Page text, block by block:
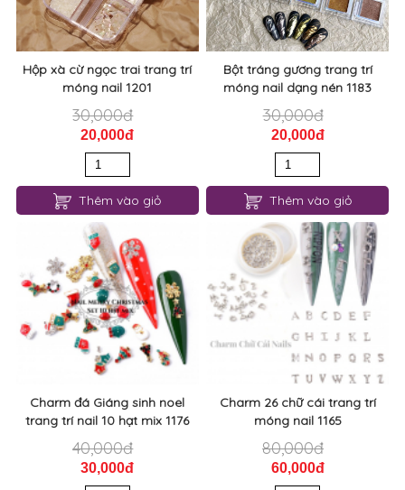
30,000đ
20,000đ
30,000đ
20,000đ
Charm đá Giáng sinh noel
trang trí nail 10 hạt mix 1176
40,000đ
30,000đ
Charm 26 chữ cái trang trí
móng nail 1165
80,000đ
60,000đ